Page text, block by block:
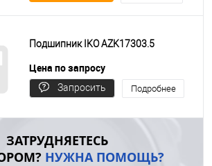
Подшипник IKO AZK17303.5
Цена по запросу
Запросить
Подробнее
ЗАТРУДНЯЕТЕСЬ
НУЖНА ПОМОЩЬ?